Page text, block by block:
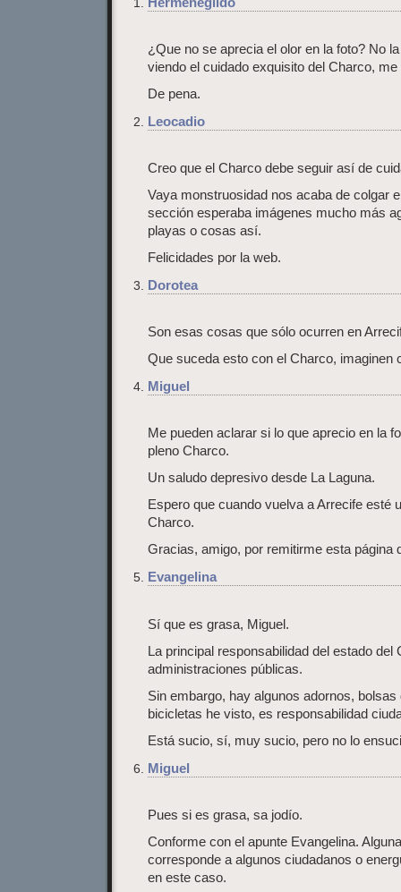
¿Que no se aprecia el olor en la foto? No
viendo el cuidado exquisito del Charco,
De pena.
Leocadio
Creo que el Charco debe seguir así de
Vaya monstruosidad nos acaba de colgar
sección esperaba imágenes mucho más
playas o cosas así.
Felicidades por la web.
Dorotea
Son esas cosas que sólo ocurren en
Que suceda esto con el Charco, imaginen
Miguel
Me pueden aclarar si lo que aprecio en la
pleno Charco.
Un saludo depresivo desde La Laguna.
Espero que cuando vuelva a Arrecife esté
Charco.
Gracias, amigo, por remitirme esta página
Evangelina
Sí que es grasa, Miguel.
La principal responsabilidad del estado
administraciones públicas.
Sin embargo, hay algunos adornos,
bicicletas he visto, es responsabilidad
Está sucio, sí, muy sucio, pero no lo
Miguel
Pues si es grasa, sa jodío.
Conforme con el apunte Evangelina.
corresponde a algunos ciudadanos o
en este caso.